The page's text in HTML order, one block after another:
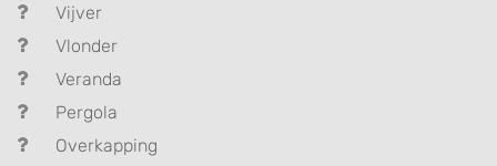
Vijver
Vlonder
Veranda
Pergola
Overkapping